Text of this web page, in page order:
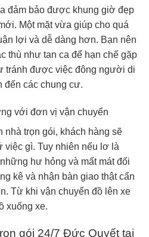
đảm bảo được khung giờ đẹp
Một mặt vừa giúp cho quá
lợi và dễ dàng hơn. Bạn nên
thù như tan ca để hạn chế gặp
tránh được việc đông người di
đến các chung cư.
với đơn vị vận chuyển
trọn gói, khách hàng sẽ
việc gì. Tuy nhiên nếu lơ là
hư hỏng và mất mát đối
kê và nhận bàn giao thật cẩn
Từ khi vận chuyển đồ lên xe
xuống xe.
gói 24/7 Đức Quyết tại